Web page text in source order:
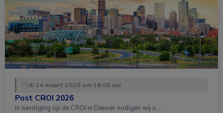
di 24 maart 2026 om 18:00 uur
Post CROI 2026
In navolging op de CROI in Denver nodigen wij u …